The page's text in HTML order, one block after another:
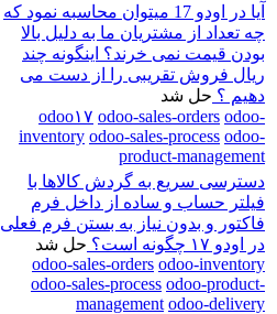
آیا در اودو 17 میتوان محاسبه نمود که
چه تعداد از مشتریان ما به دلیل بالا
بودن قیمت نمی خرند؟ اینگونه چند
ریال فروش تقریبی را از دست می
دهیم ؟ حل شد
odoo۱۷ odoo-sales-orders odoo-
inventory odoo-sales-process odoo-
product-management
دسترسی سریع به گردش کالاها با
فیلتر حساب و ساده از داخل فرم
فاکتور و بدون نیاز به بستن فرم فعلی
در اودو ۱۷ چگونه است؟
حل شد
odoo-sales-orders odoo-inventory
odoo-sales-process odoo-product-
management odoo-delivery